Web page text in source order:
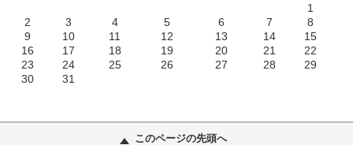
1
2
3 4 5 6 7
8
9
10 11 12 13 14
15
16
17 18 19 20 21
22
23
24 25 26 27 28
29
30
31
このページの先頭へ